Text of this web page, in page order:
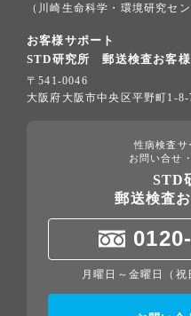
（川崎生命科学・環境研究セ
お客様サポート
STD研究所 郵送検査お客様
〒541-0046
大阪府大阪市中央区平野町1-
性病検査サ
お問い合せ
STD
郵送検査
月曜日～金曜日（